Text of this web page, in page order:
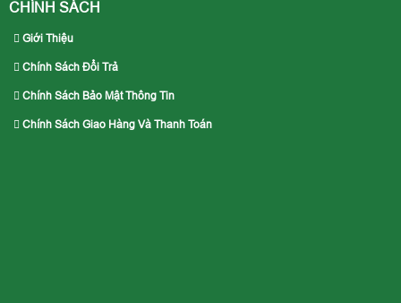
CHÍNH SÁCH
Giới Thiệu
Chính Sách Đổi Trả
Chính Sách Bảo Mật Thông Tin
Chính Sách Giao Hàng Và Thanh Toán